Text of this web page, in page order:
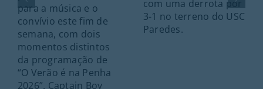
para a música e o
convívio este fim de
semana, com dois
momentos distintos
da programação de
“O Verão é na Penha
2026”. Captain Boy
com uma derrota por
3-1 no terreno do USC
Paredes.